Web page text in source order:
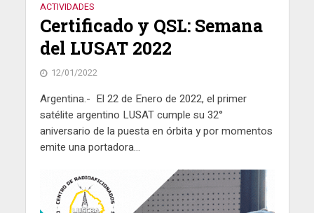
ACTIVIDADES
Certificado y QSL: Semana
del LUSAT 2022
12/01/2022
Argentina.- El 22 de Enero de 2022, el primer
satélite argentino LUSAT cumple su 32°
aniversario de la puesta en órbita y por momentos
emite una portadora...